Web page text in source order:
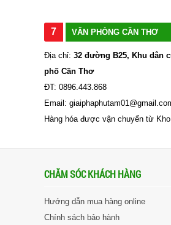
7 VĂN PHÒNG CẦN THƠ
Địa chỉ: 32 đường B25, Khu dân
phố Cần Thơ
ĐT: 0896.443.868
Email:
Hàng hóa được vận chuyển từ
CHĂM SÓC KHÁCH HÀNG
Hướng dẫn mua hàng online
Chính sách bảo hành